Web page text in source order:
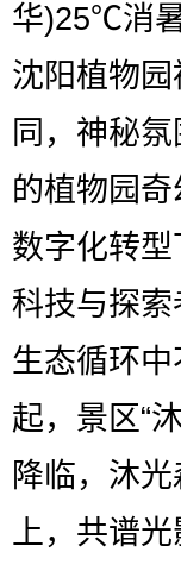
华)25℃消
沈阳植物
同，神秘
的植物园
数字化转
科技与探
生态循环
起，景区“
降临，沐
上，共谱